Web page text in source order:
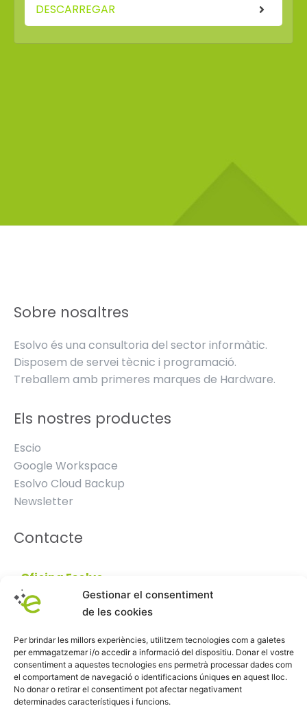
Gestionar el consentiment
de les cookies
Per brindar les millors experiències, utilitzem tecnologies com a galetes
per emmagatzemar i/o accedir a informació del dispositiu. Donar el vostre
consentiment a aquestes tecnologies ens permetrà processar dades com
el comportament de navegació o identificacions úniques en aquest lloc.
No donar o retirar el consentiment pot afectar negativament
determinades característiques i funcions.
DESCARREGAR
Sobre nosaltres
Esolvo és una consultoria del sector informàtic.
Disposem de servei tècnic i programació.
Treballem amb primeres marques de Hardware.
Els nostres productes
Escio
Google Workspace
Esolvo Cloud Backup
Newsletter
Contacte
Oficina Esolvo
872 000 926
info@esolvo.es